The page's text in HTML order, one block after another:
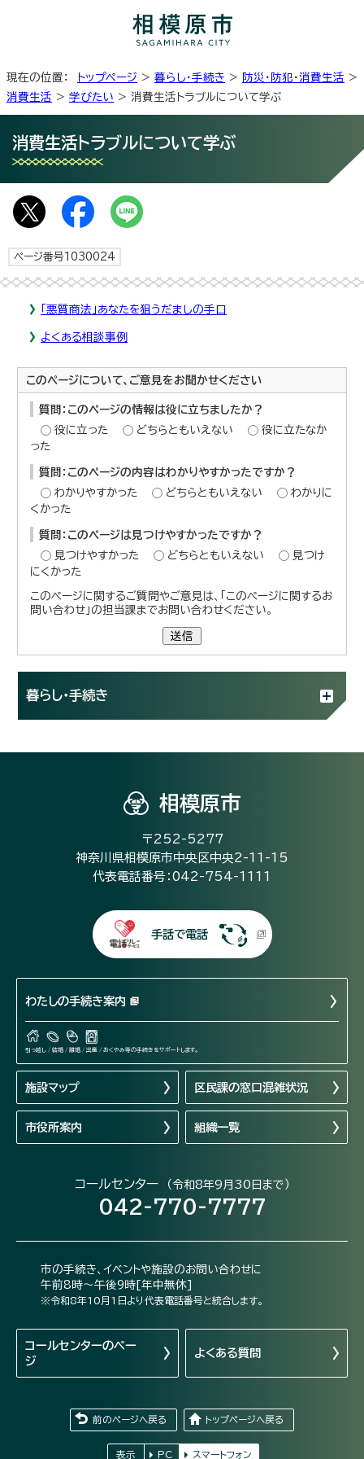
現在の位置： トップページ > 暮らし・手続き > 防災・防犯・消費生活 >
消費生活 > 学びたい > 消費生活トラブルについて学ぶ
消費生活トラブルについて学ぶ
ページ番号1030024
「悪質商法」あなたを狙うだましの手口
よくある相談事例
このページについて、ご意見をお聞かせください
質問：このページの情報は役に立ちましたか？
役に立った
どちらともいえない
役に立たなか
った
質問：このページの内容はわかりやすかったですか？
わかりやすかった
どちらともいえない
わかりに
くかった
質問：このページは見つけやすかったですか？
見つけやすかった
どちらともいえない
見つけ
にくかった
このページに関するご質問やご意見は、「このページに関するお
問い合わせ」の担当課までお問い合わせください。
送信
暮らし・手続き
相模原市
〒252-5277
神奈川県相模原市中央区中央2-11-15
代表電話番号：042-754-1111
手話で電話
わたしの手続き案内
引っ越し / 結婚 / 離婚 / 出産 / おくやみ等の手続きをサポートします。
施設マップ 区民課の窓口混雑状況
市役所案内 組織一覧
コールセンター （令和8年9月30日まで）
042-770-7777
市の手続き、イベントや施設のお問い合わせに
午前8時～午後9時[年中無休]
※令和8年10月1日より代表電話番号と統合します。
コールセンターのペー
ジ
よくある質問
前のページへ戻る トップページへ戻る
表示 PC スマートフォン